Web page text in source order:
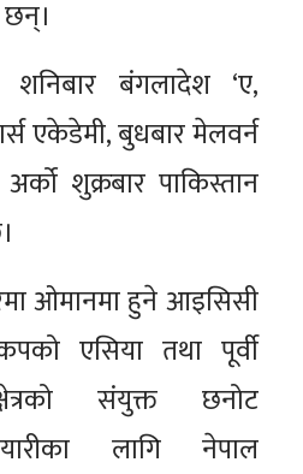
शनिबार बंगलादेश ‘ए,
एकेडेमी, बुधबार मेलवर्न
शुक्रबार पाकिस्तान
ओमानमा हुने आइसिसी
एसिया तथा पूर्वी
संयुक्त छनोट
लागि नेपाल